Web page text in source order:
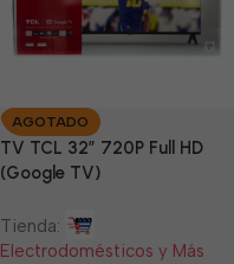
AGOTADO
TV TCL 32” 720P Full HD
(Google TV)
Tienda:
Electrodomésticos y Más